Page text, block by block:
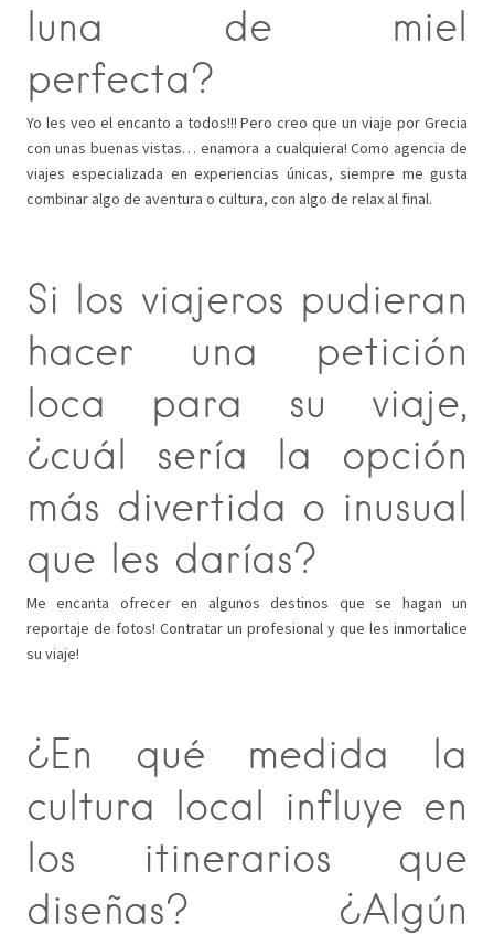
luna de miel
perfecta?
Yo les veo el encanto a todos!!! Pero creo que un viaje por Grecia
con unas buenas vistas… enamora a cualquiera! Como agencia de
viajes especializada en experiencias únicas, siempre me gusta
combinar algo de aventura o cultura, con algo de relax al final.
Si los viajeros pudieran
hacer una petición
loca para su viaje,
¿cuál sería la opción
más divertida o inusual
que les darías?
Me encanta ofrecer en algunos destinos que se hagan un
reportaje de fotos! Contratar un profesional y que les inmortalice
su viaje!
¿En qué medida la
cultura local influye en
los itinerarios que
diseñas? ¿Algún